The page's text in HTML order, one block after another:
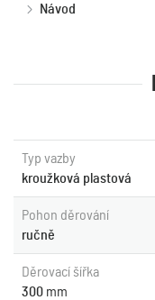
Návod
Typ vazby
kroužková plastová
Pohon děrování
ručně
Děrovací šířka
300 mm